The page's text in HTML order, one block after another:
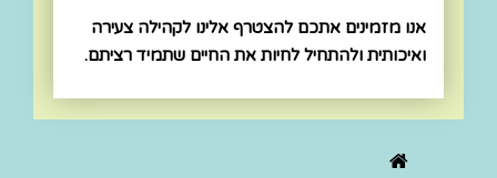
אנו מזמינים אתכם להצטרף אלינו לקהילה צעירה
ואיכותית ולהתחיל לחיות את החיים שתמיד רציתם.